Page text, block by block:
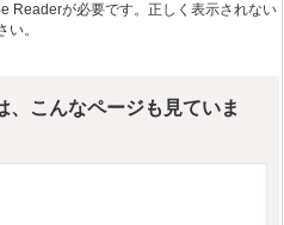
Readerが必要です。正しく表示されない
い。
、こんなページも見ていま